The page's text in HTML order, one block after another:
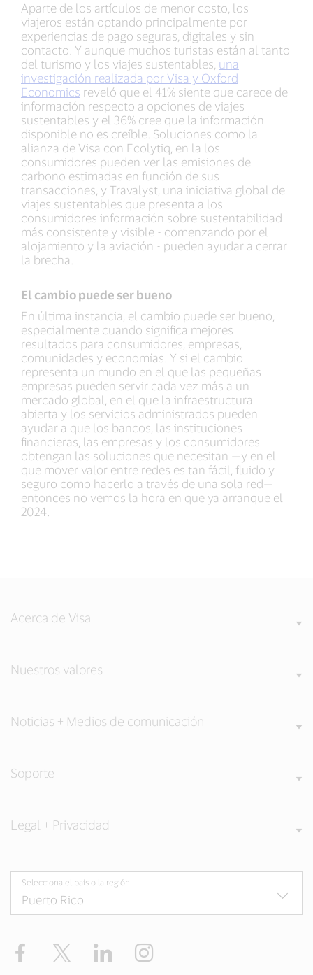
Aparte de los artículos de menor costo, los
viajeros están optando principalmente por
experiencias de pago seguras, digitales y sin
contacto. Y aunque muchos turistas están al tanto
del turismo y los viajes sustentables, una
investigación realizada por Visa y Oxford
Economics reveló que el 41% siente que carece de
información respecto a opciones de viajes
sustentables y el 36% cree que la información
disponible no es creíble. Soluciones como la
alianza de Visa con Ecolytiq, en la los
consumidores pueden ver las emisiones de
carbono estimadas en función de sus
transacciones, y Travalyst, una iniciativa global de
viajes sustentables que presenta a los
consumidores información sobre sustentabilidad
más consistente y visible - comenzando por el
alojamiento y la aviación - pueden ayudar a cerrar
la brecha.
El cambio puede ser bueno
En última instancia, el cambio puede ser bueno,
especialmente cuando significa mejores
resultados para consumidores, empresas,
comunidades y economías. Y si el cambio
representa un mundo en el que las pequeñas
empresas pueden servir cada vez más a un
mercado global, en el que la infraestructura
abierta y los servicios administrados pueden
ayudar a que los bancos, las instituciones
financieras, las empresas y los consumidores
obtengan las soluciones que necesitan —y en el
que mover valor entre redes es tan fácil, fluido y
seguro como hacerlo a través de una sola red—
entonces no vemos la hora en que ya arranque el
2024.
Acerca de Visa
Nuestros valores
Noticias + Medios de comunicación
Soporte
Legal + Privacidad
Selecciona el país o la región
Facebook Twitter LinkedIn